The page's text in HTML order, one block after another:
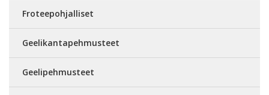
Froteepohjalliset
Geelikantapehmusteet
Geelipehmusteet